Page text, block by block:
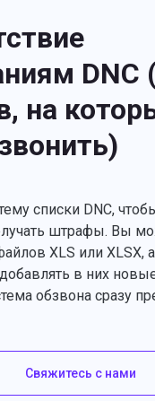
DNC
на
списки DNC,
штрафы. Вы
XLS или XLSX,
в них
обзвона сразу
Свяжитесь с нами